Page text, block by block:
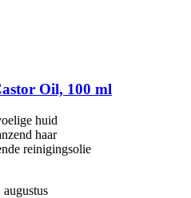
Oil, 100 ml
huid
haar
reinigingsolie